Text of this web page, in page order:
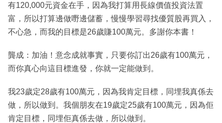
有120,000元資金在手，因為我打算用長線價值投資法置
富，所以打算邊做嘢邊儲蓄，慢慢學習尋找優質股再買入，
不心急，而我的目標是26歲賺100萬元。多謝你本書！
龔成：加油！意念成就事實，只要你訂出26歲有100萬元，
而你真心向這目標進發，你就一定能做到。
我23歲定28歲有100萬元，因為我肯定目標，同埋我真係去
做，所以做到。我個朋友在19歲定25歲有100萬元，因為佢
肯定目標，同埋佢真係去做，所以做到。